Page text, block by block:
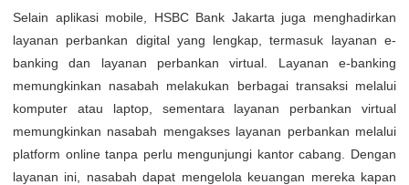
Selain aplikasi mobile, HSBC Bank Jakarta juga menghadirkan
layanan perbankan digital yang lengkap, termasuk layanan e-
banking dan layanan perbankan virtual. Layanan e-banking
memungkinkan nasabah melakukan berbagai transaksi melalui
komputer atau laptop, sementara layanan perbankan virtual
memungkinkan nasabah mengakses layanan perbankan melalui
platform online tanpa perlu mengunjungi kantor cabang. Dengan
layanan ini, nasabah dapat mengelola keuangan mereka kapan